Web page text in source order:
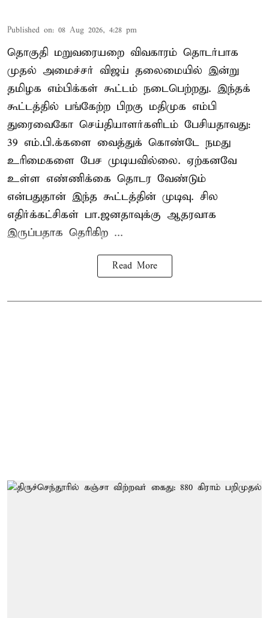
Published on: 08 Aug 2026, 4:28 pm
தொகுதி மறுவரையறை விவகாரம் தொடர்பாக
முதல் அமைச்சர் விஜய் தலைமையில் இன்று
தமிழக எம்பிக்கள் கூட்டம் நடைபெற்றது. இந்தக்
கூட்டத்தில் பங்கேற்ற பிறகு மதிமுக எம்பி
துரைவைகோ செய்தியாளர்களிடம் பேசியதாவது:
39 எம்.பி.க்களை வைத்துக் கொண்டே நமது
உரிமைகளை பேச முடியவில்லை. ஏற்கனவே
உள்ள எண்ணிக்கை தொடர வேண்டும்
என்பதுதான் இந்த கூட்டத்தின் முடிவு. சில
எதிர்க்கட்சிகள் பா.ஜனதாவுக்கு ஆதரவாக
இருப்பதாக தெரிகிற ...
Read More